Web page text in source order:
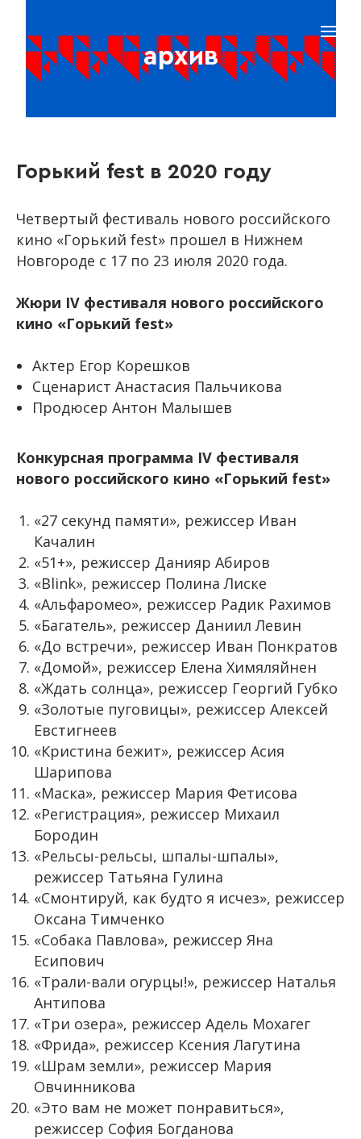
архив
Горький fest в 2020 году
Четвертый фестиваль нового российского
кино «Горький fest» прошел в Нижнем
Новгороде с 17 по 23 июля 2020 года.
Жюри IV фестиваля нового российского
кино «Горький fest»
Актер Егор Корешков
Сценарист Анастасия Пальчикова
Продюсер Антон Малышев
Конкурсная программа IV фестиваля
нового российского кино «Горький fest»
«27 секунд памяти», режиссер Иван
Качалин
«51+», режиссер Данияр Абиров
«Blink», режиссер Полина Лиске
«Альфаромео», режиссер Радик Рахимов
«Багатель», режиссер Даниил Левин
«До встречи», режиссер Иван Понкратов
«Домой», режиссер Елена Химяляйнен
«Ждать солнца», режиссер Георгий Губко
«Золотые пуговицы», режиссер Алексей
Евстигнеев
«Кристина бежит», режиссер Асия
Шарипова
«Маска», режиссер Мария Фетисова
«Регистрация», режиссер Михаил
Бородин
«Рельсы-рельсы, шпалы-шпалы»,
режиссер Татьяна Гулина
«Смонтируй, как будто я исчез», режиссер
Оксана Тимченко
«Собака Павлова», режиссер Яна
Есипович
«Трали-вали огурцы!», режиссер Наталья
Антипова
«Три озера», режиссер Адель Мохагег
«Фрида», режиссер Ксения Лагутина
«Шрам земли», режиссер Мария
Овчинникова
«Это вам не может понравиться»,
режиссер София Богданова